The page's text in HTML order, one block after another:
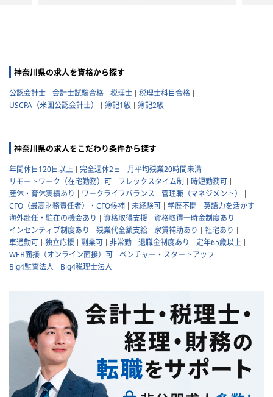
神奈川県の求人を資格から探す
公認会計士 会計士試験合格 税理士
税理士科目合格
USCPA（米国公認会計士）
簿記1級 簿記2級
神奈川県の求人をこだわり条件から探す
年間休日120日以上 完全週休2日
月平均残業20時間未満
リモートワーク（在宅勤務）可
フレックスタイム制
時短勤務可
産休・育休実績あり
ワークライフバランス
管理職（マネジメント）
CFO（最高財務責任者）・CFO候補
未経験可 学歴不問
英語力を活かす
海外赴任・駐在の機会あり
資格取得支援
資格取得一時金制度あり
インセンティブ制度あり
残業代全額支給 家賃補助あり
社宅あり
車通勤可
独立応援 副業可 非常勤 退職金制度あり
定年65歳以上
WEB面接（オンライン面接）可
ベンチャー・スタートアップ
Big4監査法人
Big4税理士法人